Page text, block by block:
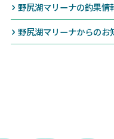
野尻湖マリーナの釣果情
野尻湖マリーナからのお